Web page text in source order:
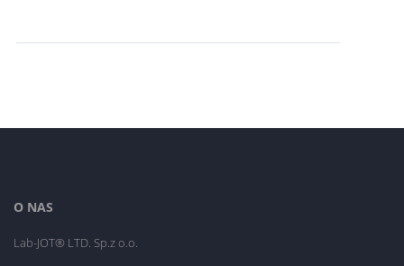
O NAS
Lab-JOT® LTD. Sp.z o.o.